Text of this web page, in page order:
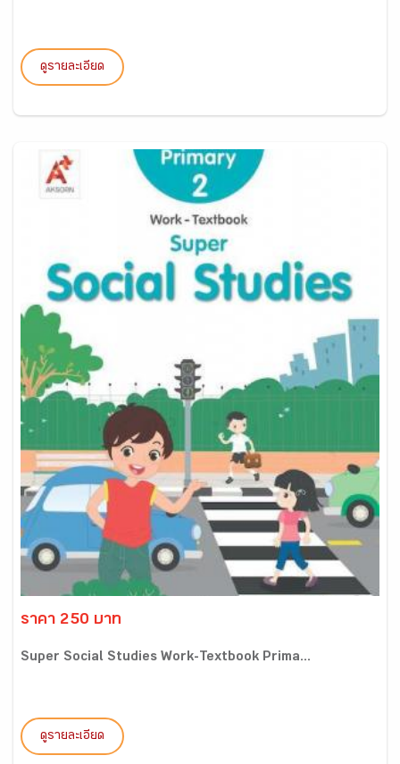
ดูรายละเอียด
ราคา 250 บาท
Super Social Studies Work-Textbook Prima...
ดูรายละเอียด